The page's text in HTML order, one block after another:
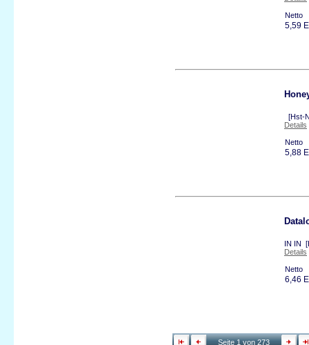
Netto
5,59
[Hst-
Details
Netto
5,88
IN IN
Details
Netto
6,46
Seite 1 von 273